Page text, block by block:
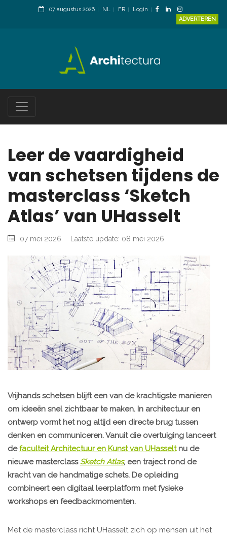
07 augustus 2026 NL FR
Login
ADVERTEREN
Leer de vaardigheid
van schetsen tijdens de
masterclass ‘Sketch
Atlas’ van UHasselt
07 mei 2026 Laatste update: 08 mei 2026
Vrijhands schetsen blijft een van de krachtigste manieren
om ideeën snel zichtbaar te maken. In architectuur en
ontwerp vormt het nog altijd een directe brug tussen
denken en communiceren. Vanuit die overtuiging lanceert
defaculteit Architectuur en Kunst van UHasseltnu de
nieuwe masterclass Sketch Atlas, een traject rond de
kracht van de handmatige schets. De opleiding
combineert een digitaal leerplatform met fysieke
workshops en feedbackmomenten.
Met de masterclass richt UHasselt zich op mensen uit het